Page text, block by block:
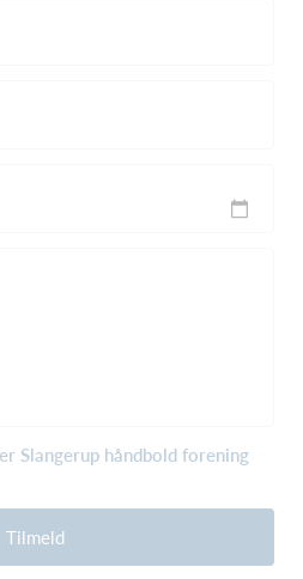
Slangerup håndbold forening
Tilmeld